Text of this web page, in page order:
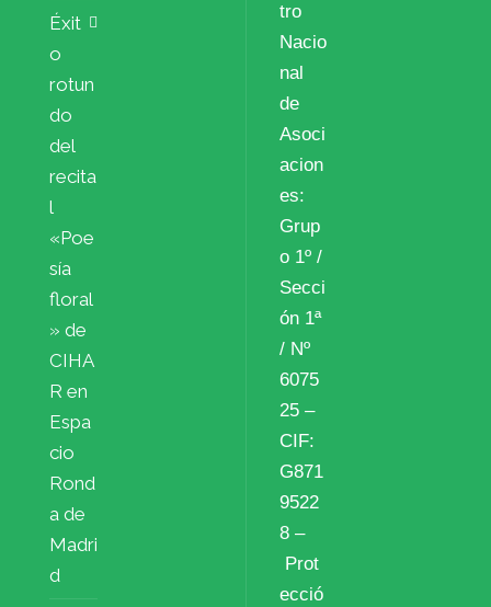
Éxit
o
rotun
do
del
recita
l
«Poe
sía
floral
» de
CIHA
R en
Espa
cio
Rond
a de
Madri
d
tro
Nacio
nal
de
Asoci
acion
es:
Grup
o 1º /
Secci
ón 1ª
/ Nº
6075
25 –
CIF:
G871
9522
8 –
Prot
ecció